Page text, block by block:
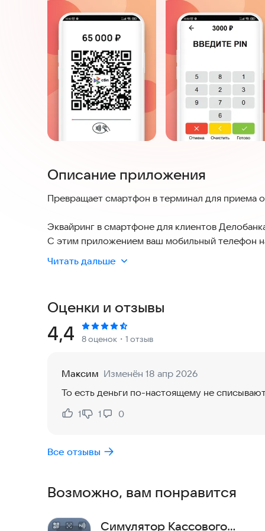
Описание приложения
Превращает смартфон в терминал для приема
Эквайринг в смартфоне для клиентов
С этим приложением ваш мобильный телефон
безналичной оплаты картами и устройствами с
коду через СБП
Преимущества
Прием оплаты смартфоном также безопасен,
подтверждаются ПИН-кодом
Быстрое подключение: просто скачайте
История транзакций всегда доступна на
24/7 – поддержка Делобанка по телефону или в
Если вы клиент Делобанка – подключите
бесплатному телефону 8 800 5000 700
Читать дальше
Оценки и отзывы
Рейтинг:
4,4 8 оценок ・1 отзыв
Максим Изменён 18 апр 2026
То есть деньги по-настоящему не
Нравится:
1
Не нравится:
1 0
Все отзывы
Возможно, вам понравится
Симулятор Кассового